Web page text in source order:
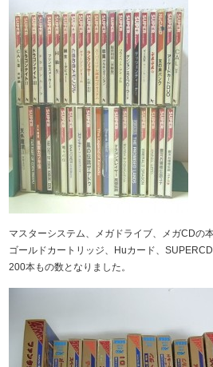
マスターシステム、メガドライブ、メガCDの本
ゴールドカートリッジ、Huカード、
200本もの数となりました。